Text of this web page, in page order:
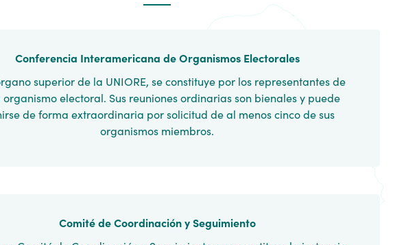
Conferencia Interamericana de Organismos Electorales
superior de la UNIORE, se constituye por los representantes de
electoral. Sus reuniones ordinarias son bienales y puede
de forma extraordinaria por solicitud de al menos cinco de sus
organismos miembros.
Comité de Coordinación y Seguimiento